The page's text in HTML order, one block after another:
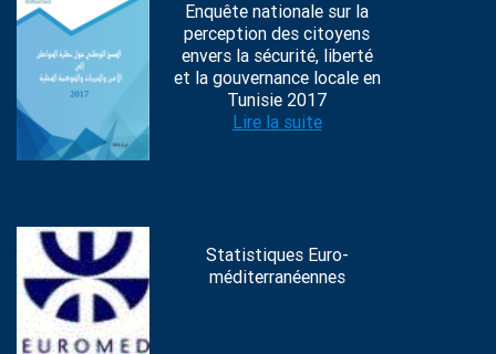
Enquête nationale sur la
perception des citoyens
envers la sécurité, liberté
et la gouvernance locale en
Tunisie 2017
Lire la suite
Statistiques Euro-
méditerranéennes